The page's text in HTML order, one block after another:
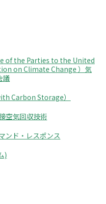
of the Parties to the United
on Climate Change ）気
議
Carbon Storage）
空気回収技術
ンド・レスポンス
)